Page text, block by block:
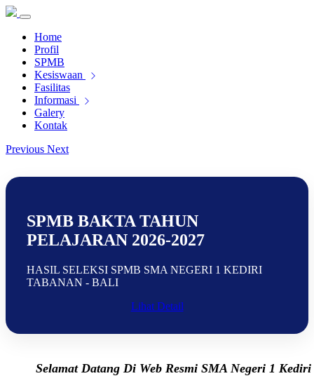
Home
Profil
SPMB
Kesiswaan
Fasilitas
Informasi
Galery
Kontak
Previous Next
SPMB BAKTA TAHUN
PELAJARAN 2026-2027
HASIL SELEKSI SPMB SMA NEGERI 1 KEDIRI
TABANAN - BALI
Lihat Detail
Selamat Datang Di Web Resmi SMA Negeri 1 Kediri